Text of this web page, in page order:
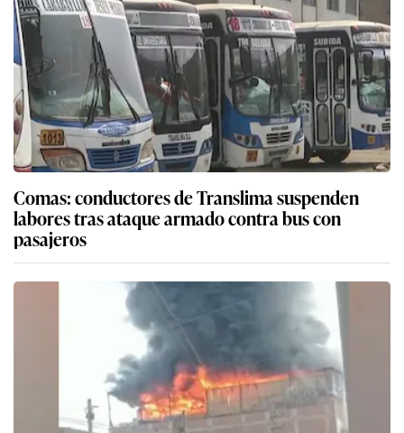
Comas: conductores de Translima suspenden
labores tras ataque armado contra bus con
pasajeros